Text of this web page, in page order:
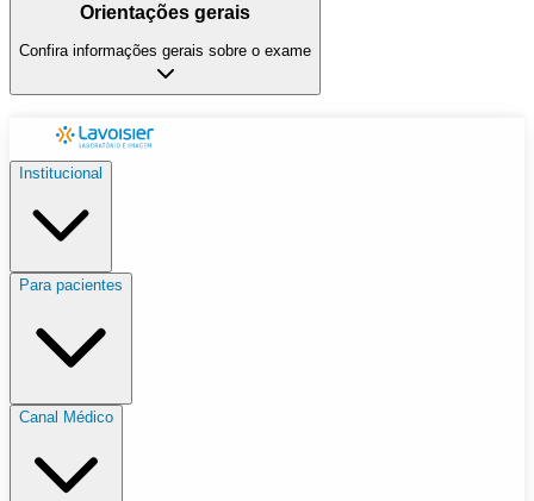
Orientações gerais
Confira informações gerais sobre o exame
Institucional
Para pacientes
Canal Médico